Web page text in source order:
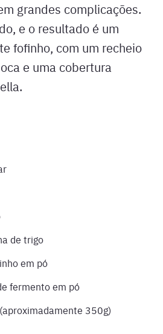
grandes complicações.
e o resultado é um
fofinho, com um recheio
e uma cobertura
de trigo
em pó
fermento em pó
350g)